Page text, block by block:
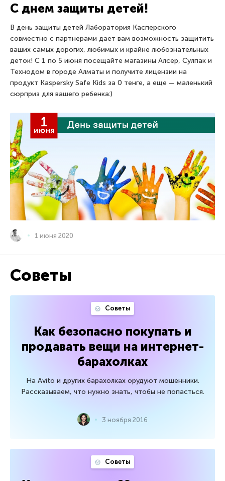
С днем защиты детей!
В день защиты детей Лаборатория Касперского
совместно с партнерами дает вам возможность защитить
ваших самых дорогих, любимых и крайне любознательных
деток! С 1 по 5 июня посещайте магазины Алсер, Сулпак и
Технодом в городе Алматы и получите лицензии на
продукт Kaspersky Safe Kids за 0 тенге, а еще — маленький
сюрприз для вашего ребенка:)
1 июня 2020
Советы
Советы
Как безопасно покупать и
продавать вещи на интернет-
барахолках
На Avito и других барахолках орудуют мошенники.
Рассказываем, что нужно знать, чтобы не попасться.
3 ноября 2016
Советы